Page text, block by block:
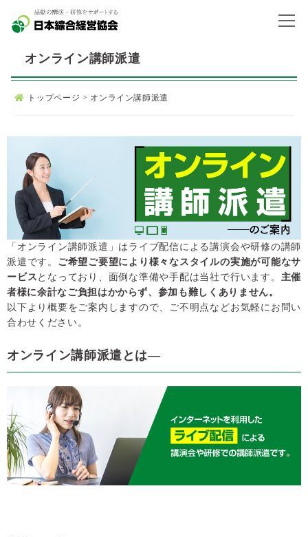
オンライン講師派遣
トップページ > オンライン講師派遣
「オンライン講師派遣」はライブ配信による講演会や研修の講師
派遣です。 ご希望ご要望により様々なスタイルの実施が可能なサ
ービス となっており、面倒な準備や手配は当社で行います。 主催
者様に余計なご負担はかからず、参加も難しくありません。
以下より概要をご案内しますので、ご不明点などお気軽にお問い
合わせください。
オンライン講師派遣とは―